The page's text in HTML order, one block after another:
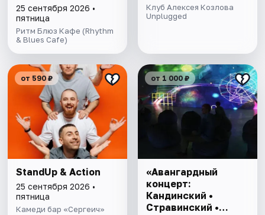
25 сентября 2026 •
пятница
Ритм Блюз Кафе (Rhythm
& Blues Cafe)
Клуб Алексея Козлова
Unplugged
от 590 ₽
StandUp & Action
25 сентября 2026 •
пятница
Камеди бар «Сергеич»
от 1 000 ₽
«Авангардный
концерт:
Кандинский •
Стравинский •